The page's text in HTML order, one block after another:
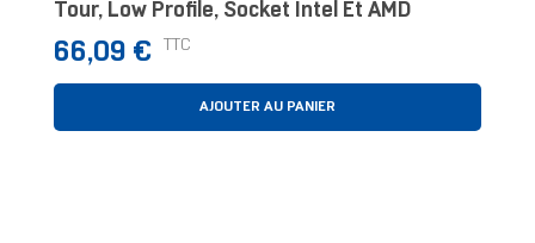
Tour, Low Profile, Socket Intel Et AMD
Prix
66,09 € TTC
AJOUTER AU PANIER